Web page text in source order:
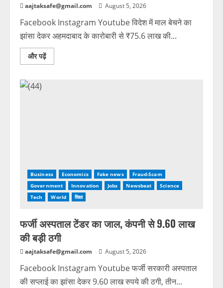
aajtaksafe@gmail.com August 5, 2026
Facebook Instagram Youtube विदेश में माल बेचने का
झांसा देकर अहमदाबाद के कारोबारी से ₹75.6 लाख की...
और पढ़ें
Business Economics Fake news
Fraud-Scam
Government
Innovation Jobs Newsbeat
Science
Tech
World शिक्षा
फर्जी अस्पताल टेंडर का जाल, कंपनी से 9.60 लाख
की बड़ी ठगी
aajtaksafe@gmail.com August 5, 2026
Facebook Instagram Youtube फर्जी सरकारी अस्पताल
की सप्लाई का झांसा देकर 9.60 लाख रुपये की ठगी, तीन...